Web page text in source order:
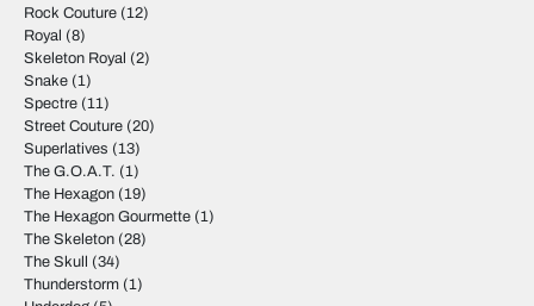
Rock Couture (12)
Royal (8)
Skeleton Royal (2)
Snake (1)
Spectre (11)
Street Couture (20)
Superlatives (13)
The G.O.A.T. (1)
The Hexagon (19)
The Hexagon Gourmette (1)
The Skeleton (28)
The Skull
(34)
Thunderstorm (1)